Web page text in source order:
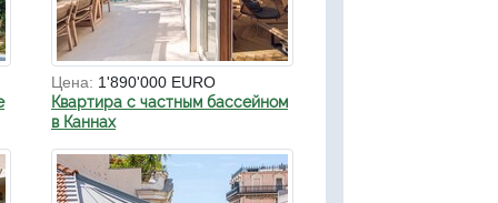
Цена: 1'890'000 EURO
Квартира с частным бассейном
в Каннах